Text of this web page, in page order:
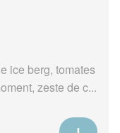
ice berg, tomates
zeste de c...